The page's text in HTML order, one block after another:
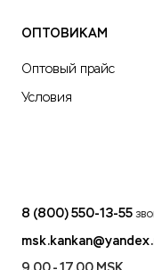
ОПТОВИКАМ
Оптовый прайс
Условия
8 (800) 550-13-55